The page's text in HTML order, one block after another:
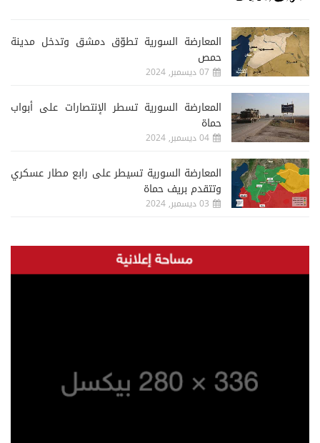
المعارضة السورية تطوّق دمشق وتدخل مدينة
حمص
07 ديسمبر, 2024
المعارضة السورية تسطر الإنتصارات على أبواب
حماة
04 ديسمبر, 2024
المعارضة السورية تسيطر على رابع مطار عسكري
وتتقدم بريف حماة
03 ديسمبر, 2024